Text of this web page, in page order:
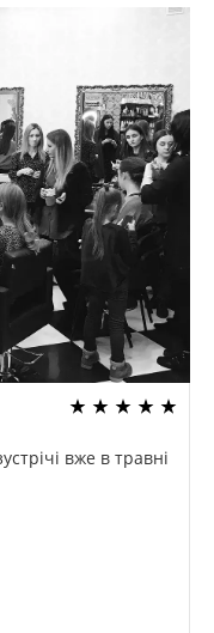
вже в травні